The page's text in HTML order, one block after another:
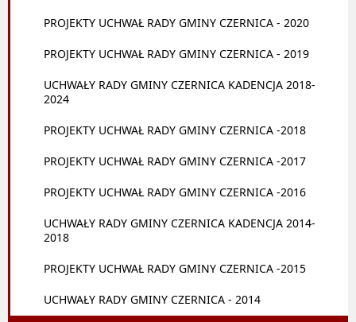
PROJEKTY UCHWAŁ RADY GMINY CZERNICA - 2020
PROJEKTY UCHWAŁ RADY GMINY CZERNICA - 2019
UCHWAŁY RADY GMINY CZERNICA KADENCJA 2018-
2024
PROJEKTY UCHWAŁ RADY GMINY CZERNICA -2018
PROJEKTY UCHWAŁ RADY GMINY CZERNICA -2017
PROJEKTY UCHWAŁ RADY GMINY CZERNICA -2016
UCHWAŁY RADY GMINY CZERNICA KADENCJA 2014-
2018
PROJEKTY UCHWAŁ RADY GMINY CZERNICA -2015
UCHWAŁY RADY GMINY CZERNICA - 2014